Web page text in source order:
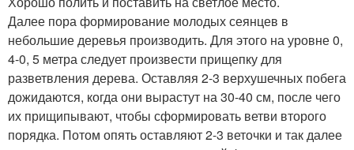
Далее пора формирование молодых сеянцев в
небольшие деревья производить. Для этого на уровне 0,
4-0, 5 метра следует произвести прищепку для
разветвления дерева. Оставляя 2-3 верхушечных побега
дожидаются, когда они вырастут на 30-40 см, после чего
их прищипывают, чтобы сформировать ветви второго
порядка. Потом опять оставляют 2-3 веточки и так далее